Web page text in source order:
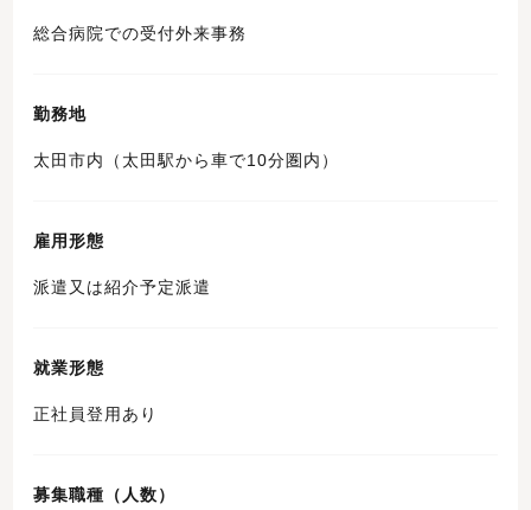
総合病院での受付外来事務
勤務地
太田市内（太田駅から車で10分圏内）
雇用形態
派遣又は紹介予定派遣
就業形態
正社員登用あり
募集職種（人数）